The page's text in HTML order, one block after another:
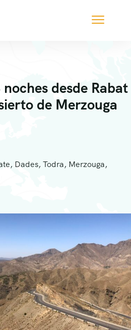
desde Rabat
de Merzouga
Dades, Todra, Merzouga,